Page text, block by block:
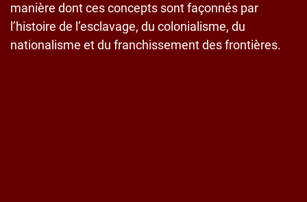
manière dont ces concepts sont façonnés par
l’histoire de l’esclavage, du colonialisme, du
nationalisme et du franchissement des frontières.